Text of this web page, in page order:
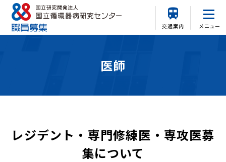
交通案内 メニュー
医師
レジデント・専門修練医・専攻医募
集について